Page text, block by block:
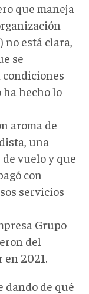
que maneja
está clara,
se
hecho lo
aroma de
una
vuelo y que
con
servicios
Grupo
del
2021.
dando de qué